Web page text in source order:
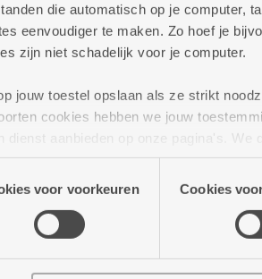
die automatisch op je computer,
eenvoudiger te maken. Zo hoef je
zijn niet schadelijk voor je computer.
jouw toestel opslaan als ze strikt
cookies hebben we jouw
dienst aanbieden op onze pagina's. We
voor social media, advertenties en
voor voorkeuren Cookies
uur